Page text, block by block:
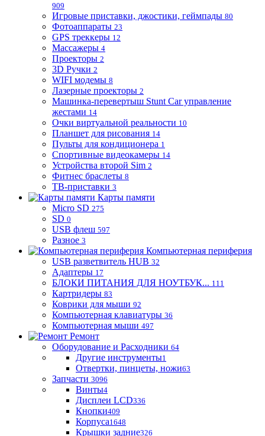
909
Игровые приставки, джостики, геймпады 80
Фотоаппараты 23
GPS треккеры 12
Массажеры 4
Проекторы 2
3D Ручки 2
WIFI модемы 8
Лазерные проекторы 2
Машинка-перевертыш Stunt Car управление
жестами 14
Очки виртуальной реальности 10
Планшет для рисования 14
Пульты для кондиционера 1
Спортивные видеокамеры 14
Устройства второй Sim 2
Фитнес браслеты 8
ТВ-приставки 3
Карты памяти
Micro SD 275
SD 0
USB флеш 597
Разное 3
Компьютерная периферия
USB разветвитель HUB 32
Адаптеры 17
БЛОКИ ПИТАНИЯ ДЛЯ НОУТБУК... 111
Картридеры 83
Коврики для мыши 92
Компьютерная клавиатуры 36
Компьютерная мыши 497
Ремонт
Оборудование и Расходники 64
Другие инструменты1
Отвертки, пинцеты, ножи63
Запчасти 3096
Винты4
Дисплеи LCD336
Кнопки409
Корпуса1648
Крышки задние326